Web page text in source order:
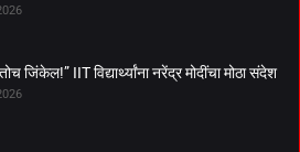
जिंकेल!” IIT विद्यार्थ्यांना नरेंद्र मोदींचा मोठा संदेश